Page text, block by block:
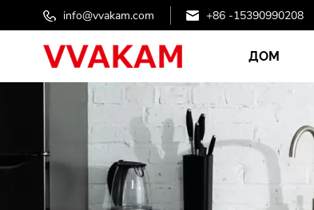
info@vvakam.com +86 -15390990208
ДОМ